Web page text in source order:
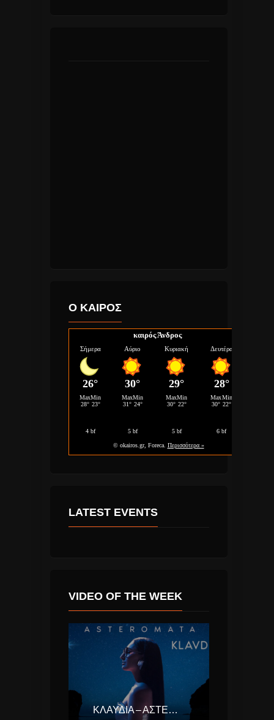
Ο ΚΑΙΡΟΣ
καιρός Άνδρος
LATEST EVENTS
VIDEO OF THE WEEK
ΚΛΑΥΔΊΑ – ΑΣΤΕΡΟΜΆΤΑ (EUROVISION ΕΛΛΆΔΑ 2025)